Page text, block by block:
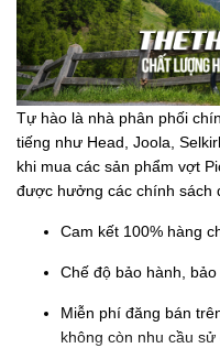
Tự hào là nhà phân phối
tiếng như Head, Joola,
khi mua các sản phẩm vợt
được hưởng các chính sách
Cam kết 100% hàng
Chế độ bảo hành,
Miễn phí đăng bán
không còn nhu cầu sử